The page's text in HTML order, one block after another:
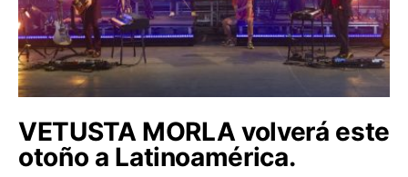
VETUSTA MORLA volverá este
otoño a Latinoamérica.